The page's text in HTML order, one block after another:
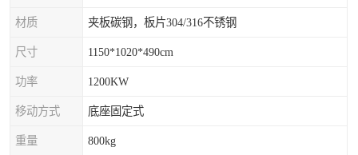
材质 夹板碳钢，板片304/316不锈钢
尺寸 1150*1020*490cm
功率 1200KW
移动方式 底座固定式
重量 800kg